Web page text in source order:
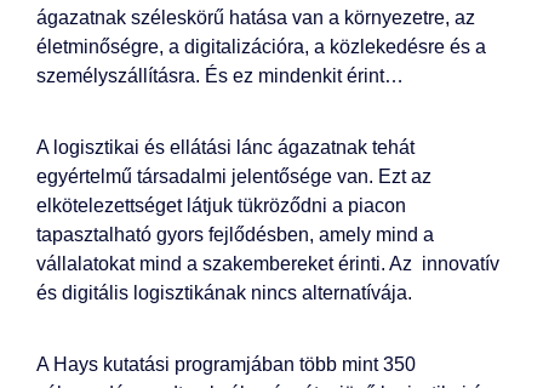
ágazatnak széleskörű hatása van a környezetre, az
életminőségre, a digitalizációra, a közlekedésre és a
személyszállításra. És ez mindenkit érint…
A logisztikai és ellátási lánc ágazatnak tehát
egyértelmű társadalmi jelentősége van. Ezt az
elkötelezettséget látjuk tükröződni a piacon
tapasztalható gyors fejlődésben, amely mind a
vállalatokat mind a szakembereket érinti. Az innovatív
és digitális logisztikának nincs alternatívája.
A Hays kutatási programjában több mint 350